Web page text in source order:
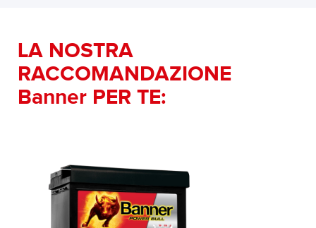
LA NOSTRA
RACCOMANDAZIONE
Banner PER TE: